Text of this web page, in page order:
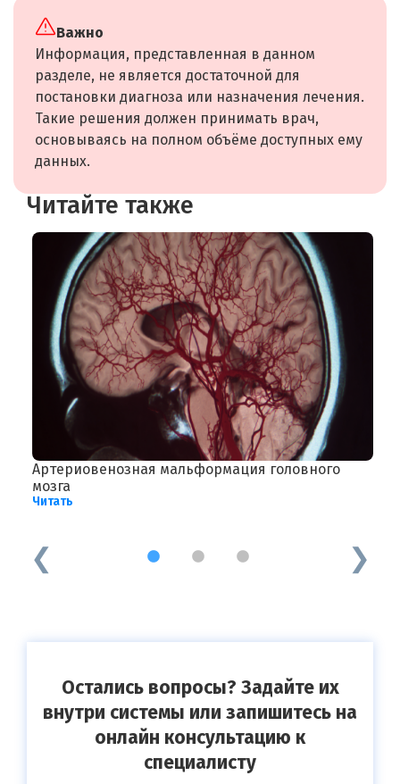
Важно
Информация, представленная в данном
разделе, не является достаточной для
постановки диагноза или назначения лечения.
Такие решения должен принимать врач,
основываясь на полном объёме доступных ему
данных.
Читайте также
Артериовенозная мальформация головного
мозга
Читать
1 2 3
Остались вопросы? Задайте их
внутри системы или запишитесь на
онлайн консультацию к
специалисту